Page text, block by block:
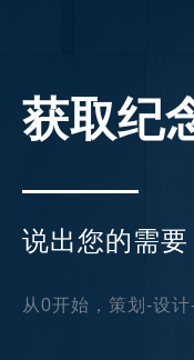
获取纪
说出您的需
从0开始，策划-设